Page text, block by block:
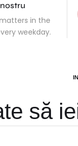
in the
weekday.
să